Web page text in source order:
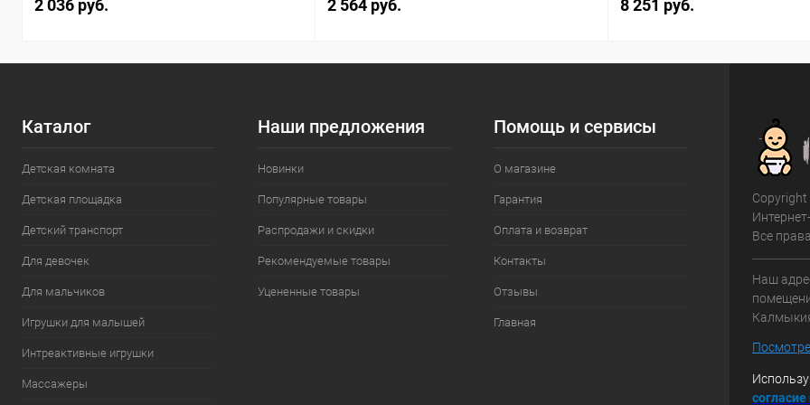
2 036 руб. 2 564 руб. 8 251 руб.
Каталог
Детская комната
Детская площадка
Детский транспорт
Для девочек
Для мальчиков
Игрушки для малышей
Интреактивные игрушки
Массажеры
Наши предложения
Новинки
Популярные товары
Распродажи и скидки
Рекомендуемые товары
Уцененные товары
Помощь и сервисы
О магазине
Гарантия
Оплата и возврат
Контакты
Отзывы
Главная
Все
Наш
согласие